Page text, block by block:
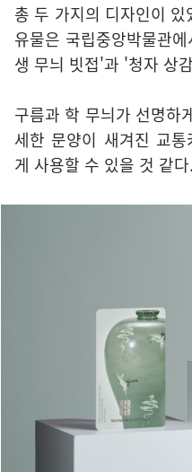
총 두 가지의 디자인이
유물은 국립중앙박물관
생 무늬 빗접'과 '청자 상
구름과 학 무늬가 선명하
세한 문양이 새겨진 교
게 사용할 수 있을 것 같다.